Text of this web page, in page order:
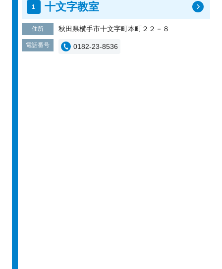
十文字教室
住所 秋田県横手市十文字町本町２２－８
電話番号 0182-23-8536